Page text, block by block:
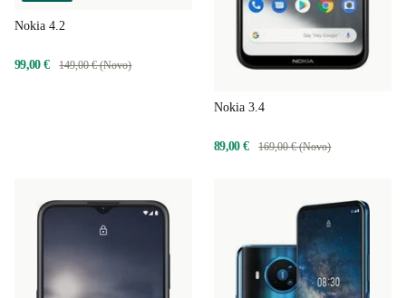
Nokia 4.2
99,00 € 149,00 € (Novo)
Nokia 3.4
89,00 € 169,00 € (Novo)